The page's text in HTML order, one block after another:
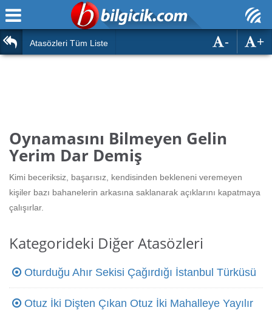
Ana Sayfa
Türk Tarihi & Kültürü
Eğitim
Hesaplamalar
Hızlı Okuma Testi
Oyun
Eğitim Haberleri
Atasözleri Tüm Liste +
-
Oynamasını Bilmeyen Gelin
Yerim Dar Demiş
Kimi beceriksiz, başarısız, kendisinden bekleneni veremeyen
kişiler bazı bahanelerin arkasına saklanarak açıklarını kapatmaya
çalışırlar.
Kategorideki Diğer Atasözleri
Oturduğu Ahır Sekisi Çağırdığı İstanbul Türküsü
Otuz İki Dişten Çıkan Otuz İki Mahalleye Yayılır